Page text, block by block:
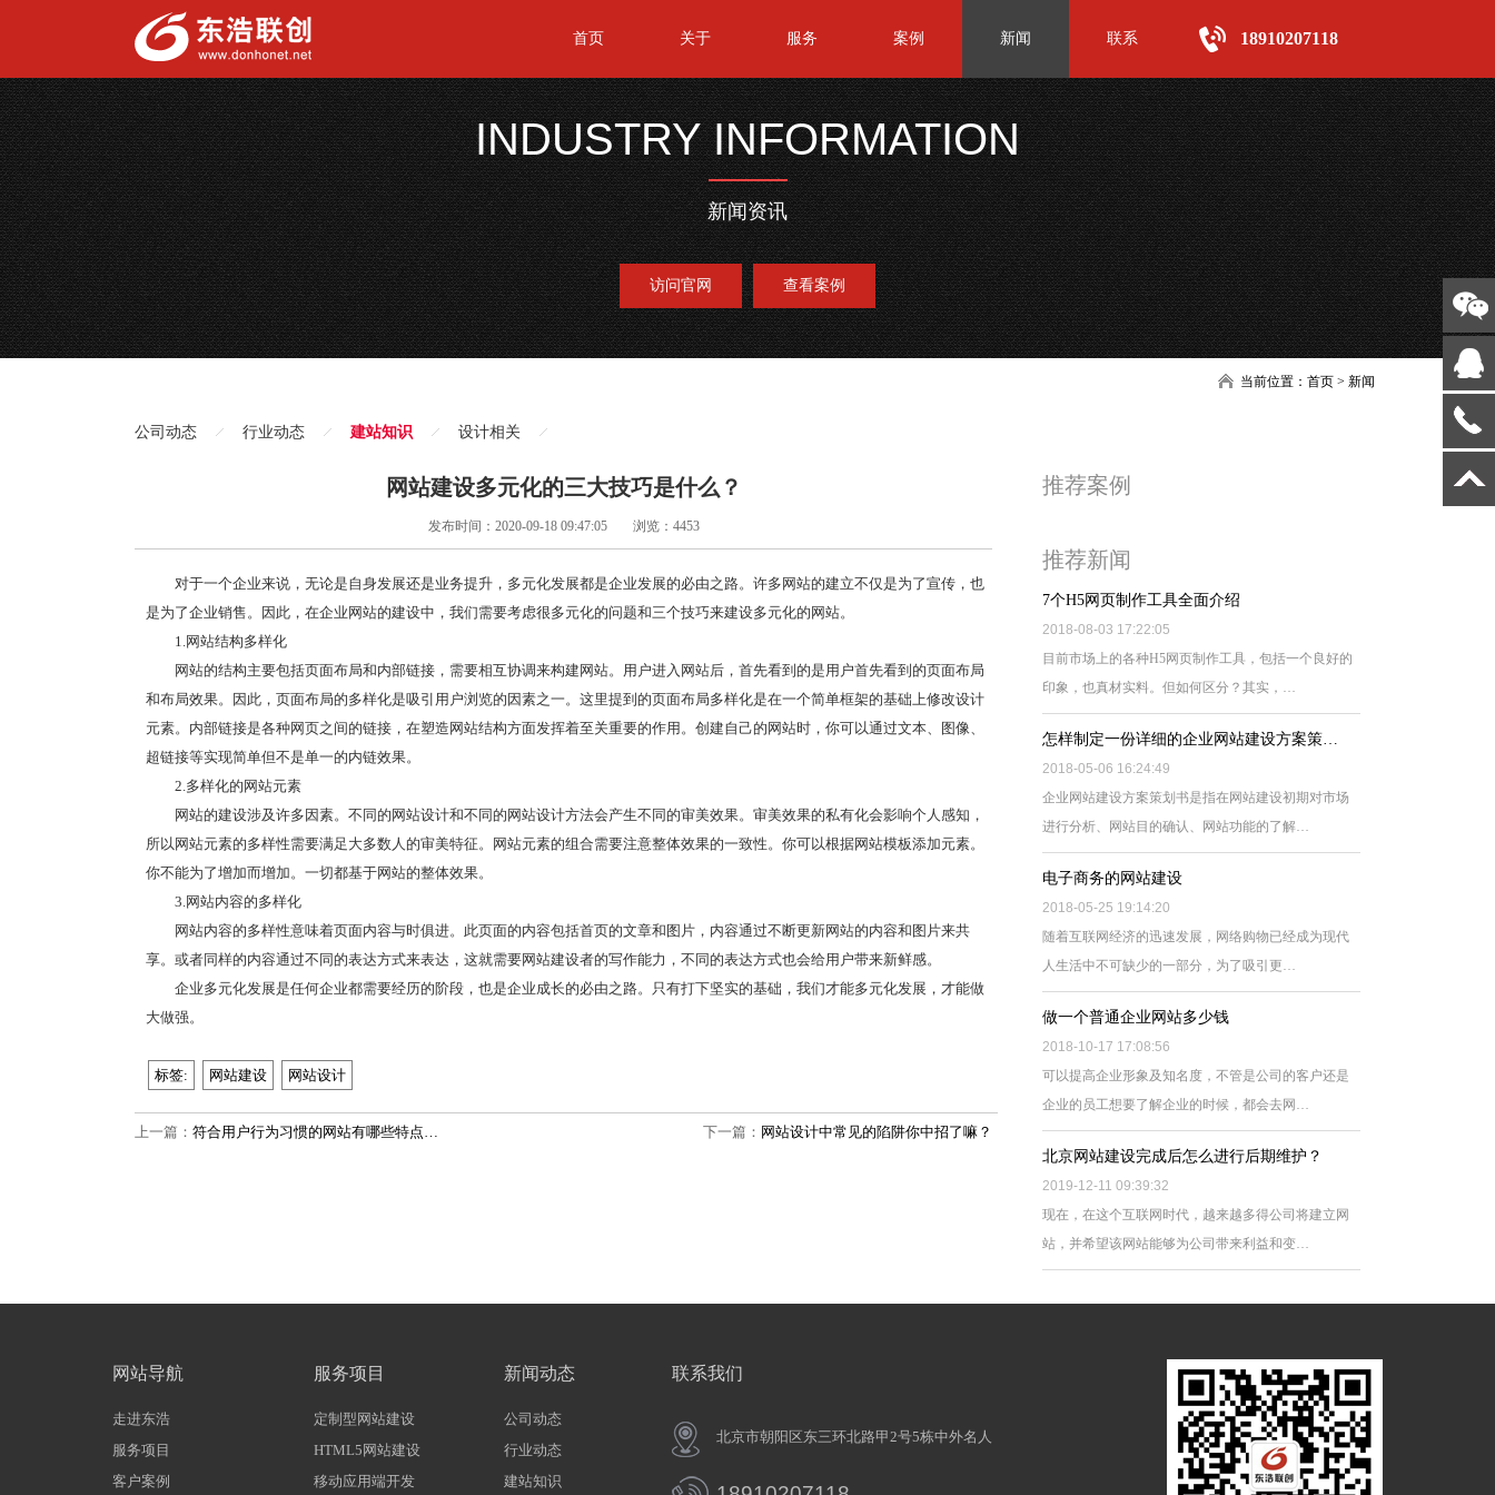
首页 关于 服务 案例 新闻 联系 18910207118
INDUSTRY INFORMATION
新闻资讯
访问官网 查看案例
当前位置：首页 >新闻
公司动态 行业动态 建站知识 设计相关
网站建设多元化的三大技巧是什么？
发布时间：2020-09-18 09:47:05 浏览：4453
对于一个企业来说，无论是自身发展还是业务提升，多元化发展都是企业发展的必由之路。许多网站的建立不仅是为了宣传，也
是为了企业销售。因此，在企业网站的建设中，我们需要考虑很多元化的问题和三个技巧来建设多元化的网站。
1.网站结构多样化
网站的结构主要包括页面布局和内部链接，需要相互协调来构建网站。用户进入网站后，首先看到的是用户首先看到的页面布局
和布局效果。因此，页面布局的多样化是吸引用户浏览的因素之一。这里提到的页面布局多样化是在一个简单框架的基础上修改设计
元素。内部链接是各种网页之间的链接，在塑造网站结构方面发挥着至关重要的作用。创建自己的网站时，你可以通过文本、图像、
超链接等实现简单但不是单一的内链效果。
2.多样化的网站元素
网站的建设涉及许多因素。不同的网站设计和不同的网站设计方法会产生不同的审美效果。审美效果的私有化会影响个人感知，
所以网站元素的多样性需要满足大多数人的审美特征。网站元素的组合需要注意整体效果的一致性。你可以根据网站模板添加元素。
你不能为了增加而增加。一切都基于网站的整体效果。
3.网站内容的多样化
网站内容的多样性意味着页面内容与时俱进。此页面的内容包括首页的文章和图片，内容通过不断更新网站的内容和图片来共
享。或者同样的内容通过不同的表达方式来表达，这就需要网站建设者的写作能力，不同的表达方式也会给用户带来新鲜感。
企业多元化发展是任何企业都需要经历的阶段，也是企业成长的必由之路。只有打下坚实的基础，我们才能多元化发展，才能做
大做强。
标签: 网站建设 网站设计
上一篇： 符合用户行为习惯的网站有哪些特点… 下一篇： 网站设计中常见的陷阱你中招了嘛？
推荐案例
大千画廊
推荐新闻
7个H5网页制作工具全面介绍
2018-08-03 17:22:05
目前市场上的各种H5网页制作工具，包括一个良好的
印象，也真材实料。但如何区分？其实，…
怎样制定一份详细的企业网站建设方案策…
2018-05-06 16:24:49
企业网站建设方案策划书是指在网站建设初期对市场
进行分析、网站目的确认、网站功能的了解…
电子商务的网站建设
2018-05-25 19:14:20
随着互联网经济的迅速发展，网络购物已经成为现代
人生活中不可缺少的一部分，为了吸引更…
做一个普通企业网站多少钱
2018-10-17 17:08:56
可以提高企业形象及知名度，不管是公司的客户还是
企业的员工想要了解企业的时候，都会去网…
北京网站建设完成后怎么进行后期维护？
2019-12-11 09:39:32
现在，在这个互联网时代，越来越多得公司将建立网
站，并希望该网站能够为公司带来利益和变…
网站导航
走进东浩
服务项目
客户案例
服务项目
定制型网站建设
HTML5网站建设
移动应用端开发
新闻动态
公司动态
行业动态
建站知识
联系我们
北京市朝阳区东三环北路甲2号5栋中外名人